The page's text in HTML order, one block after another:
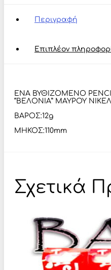
ποσότητα
Περιγραφή
Επιπλέον
ΕΝΑ ΒΥΘΙΖΟΜΕΝΟ
“ΒΕΛΟΝΙΑ” ΜΑΥΡΟΥ
ΒΑΡΟΣ:12g
ΜΗΚΟΣ:110mm
Σχετικά